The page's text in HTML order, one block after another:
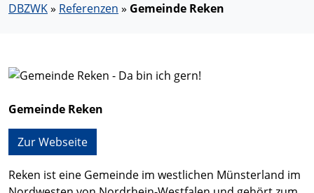
DBZWK» Referenzen » Gemeinde Reken
Gemeinde Reken
Zur Webseite
Reken ist eine Gemeinde im westlichen Münsterland im